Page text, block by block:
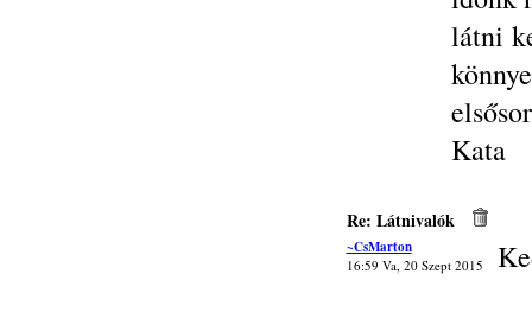
látni
Kata
Re: Látnivalók
~CsMarton
16:59 Va, 20 Szept 2015